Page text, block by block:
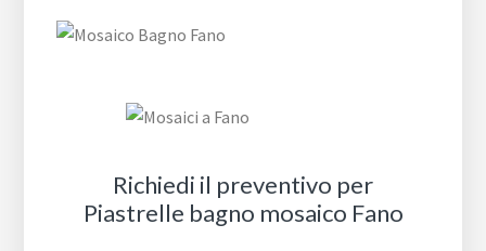
Richiedi il preventivo per
Piastrelle bagno mosaico Fano